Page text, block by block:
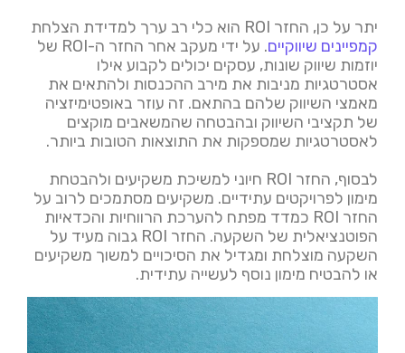
יתר על כן, החזר ROI הוא כלי רב ערך למדידת הצלחת
קמפיינים שיווקיים
. על ידי מעקב אחר החזר ה-ROI של
יוזמות שיווק שונות, עסקים יכולים לקבוע אילו
אסטרטגיות מניבות את מירב ההכנסות ולהתאים את
מאמצי השיווק שלהם בהתאם. זה עוזר באופטימיזציה
של תקציבי השיווק ובהבטחה שהמשאבים מוקצים
לאסטרטגיות שמספקות את התוצאות הטובות ביותר.
לבסוף, החזר ROI חיוני למשיכת משקיעים ולהבטחת
מימון לפרויקטים עתידיים. משקיעים מסתמכים לרוב על
החזר ROI כמדד מפתח להערכת הרווחיות והכדאיות
הפוטנציאלית של השקעה. החזר ROI גבוה מעיד על
השקעה מוצלחת ומגדיל את הסיכויים למשוך משקיעים
או להבטיח מימון נוסף לעשייה עתידית.